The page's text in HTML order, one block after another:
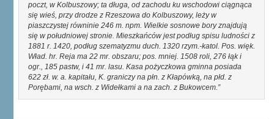
poczt, w Kolbuszowy; ta długa, od zachodu ku wschodowi ciągnąca
się wieś, przy drodze z Rzeszowa do Kolbuszowy, leży w
piaszczystej równinie 246 m. npm. Wielkie sosnowe bory znajdują
się w południowej stronie. Mieszkańców jest podług spisu ludności z
1881 r. 1420, podług szematyzmu duch. 1320 rzym.-katol. Pos. więk.
Wład. hr. Reja ma 22 mr. obszaru; pos. mniej. 1508 roli, 276 łąk i
ogr., 185 pastw, i 41 mr. lasu. Kasa pożyczkowa gminna posiada
622 zł. w. a. kapitału, K. graniczy na płn. z Kłapówką, na płd. z
Porębami, na wsch. z Widełkami a na zach. z Bukowcem.